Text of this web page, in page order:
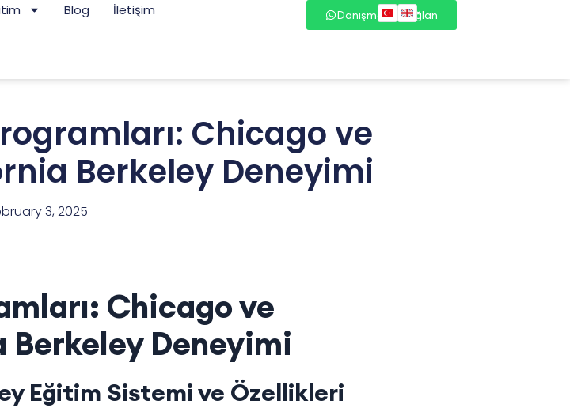
Blog İletişim Danışmana Bağlan
Chicago ve
Berkeley Deneyimi
3, 2025
Chicago ve
Deneyimi
Eğitim Sistemi ve Özellikleri